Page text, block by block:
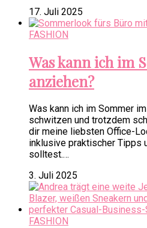
17. Juli 2025
FASHION
Was kann ich im
anziehen?
Was kann ich im Sommer
schwitzen und trotzdem
dir meine liebsten Office-
inklusive praktischer Tipps
solltest.…
3. Juli 2025
FASHION